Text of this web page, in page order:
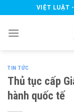
to
content
VIỆT LUẬT
TIN TỨC
Thủ tục cấp
hành quốc tế